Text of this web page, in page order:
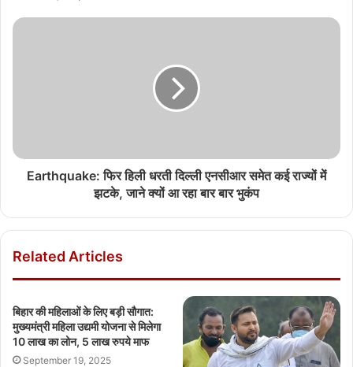
Earthquake: फिर हिली धरती दिल्ली एनसीआर समेत कई राज्यों में
झटके, जाने क्यों आ रहा बार बार भुकंप
Related Articles
बिहार की महिलाओं के लिए बड़ी सौगात:
मुख्यमंत्री महिला उद्यमी योजना से मिलेगा
10 लाख का लोन, 5 लाख रुपये माफ
September 19, 2025